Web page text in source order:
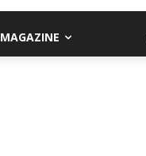
MAGAZINE